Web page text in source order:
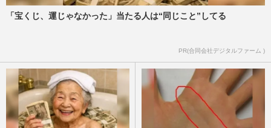
週刊女性2026年6月23日号 2026/6/13
《「介護うつ」から抜け出す思考法》「育
る人ほど注意したい“思い…
週刊女性2026年5月26日号 2026/5/17
「宝くじ、運じゃなかった」当たる人は“同じこと”してる
PR(合同会社デジタルファーム )